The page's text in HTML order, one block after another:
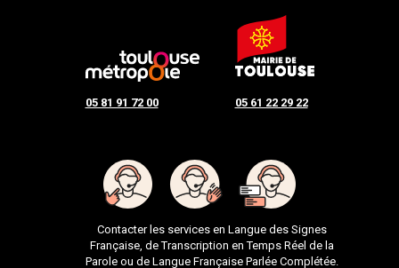
05 81 91 72 00 05 61 22 29 22
Contacter les services en Langue des Signes
Française, de Transcription en Temps Réel de la
Parole ou de Langue Française Parlée Complétée.